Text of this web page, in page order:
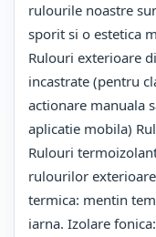
rulourile noastre
sporit si o estetica
Rulouri exterioare
incastrate (pentru
actionare manuala
aplicatie mobila)
Rulouri
rulourilor
termica: mentin
iarna. Izolare